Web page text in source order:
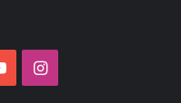
YouTubeInstagram